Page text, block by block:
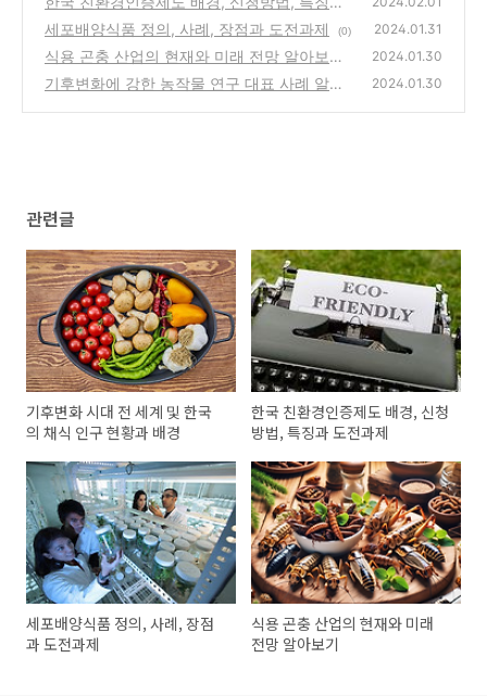
도전과제
(0)
세포배양식품 정의, 사례, 장점과 도전과제 (0) 2024.01.31
식용 곤충 산업의 현재와 미래 전망 알아보기
(0)
2024.01.30
기후변화에 강한 농작물 연구 대표 사례 알아
2024.01.30
관련글
기후변화 시대 전 세계 및 한국
의 채식 인구 현황과 배경
한국 친환경인증제도 배경, 신청
방법, 특징과 도전과제
세포배양식품 정의, 사례, 장점
과 도전과제
식용 곤충 산업의 현재와 미래
전망 알아보기